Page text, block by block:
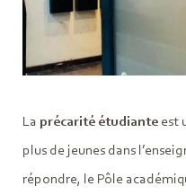
La précarité étudiante est
plus de jeunes dans
répondre, le Pôle